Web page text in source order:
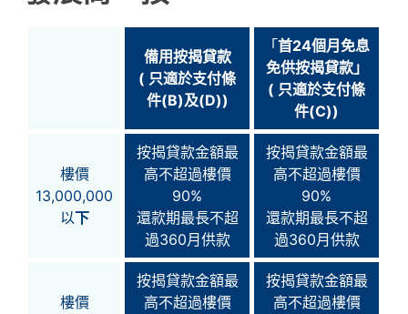
備用按揭貸款
( 只適於支付條
件(B)及(D))
「首24個月免息
免供按揭貸款」
( 只適於支付條
件(C))
樓價
13,000,000
以下
按揭貸款金額最
高不超過樓價
90%
還款期最長不超
過360月供款
按揭貸款金額最
高不超過樓價
90%
還款期最長不超
過360月供款
樓價
按揭貸款金額最
高不超過樓價
按揭貸款金額最
高不超過樓價